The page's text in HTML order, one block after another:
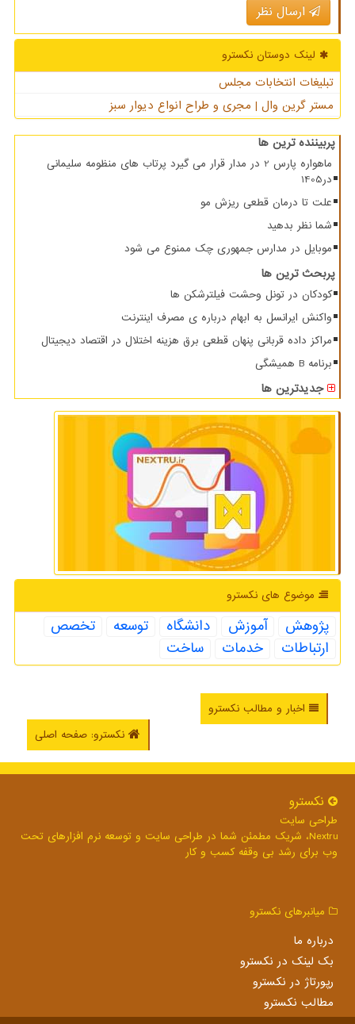
ارسال نظر
لینک دوستان نكسترو
تبلیغات انتخابات مجلس
مستر گرین وال | مجری و طراح انواع دیوار سبز
پربیننده ترین ها
ماهواره پارس 2 در مدار قرار می گیرد پرتاب های منظومه سلیمانی
در1405
علت تا درمان قطعی ریزش مو
شما نظر بدهید
موبایل در مدارس جمهوری چک ممنوع می شود
پربحث ترین ها
کودکان در تونل وحشت فیلترشکن ها
واکنش ایرانسل به ابهام درباره ی مصرف اینترنت
مراکز داده قربانی پنهان قطعی برق هزینه اختلال در اقتصاد دیجیتال
برنامه B همیشگی
جدیدترین ها
موضوع های نكسترو
پژوهش آموزش دانشگاه توسعه
تخصص
ارتباطات
خدمات ساخت
اخبار و مطالب نکسترو
نکسترو: صفحه اصلی
نكسترو
طراحی سایت
Nextru، شریک مطمئن شما در طراحی سایت و توسعه نرم افزارهای تحت
وب برای رشد بی وقفه کسب و کار
میانبرهای نكسترو
درباره ما
بک لینک در نكسترو
رپورتاژ در نكسترو
مطالب نكسترو